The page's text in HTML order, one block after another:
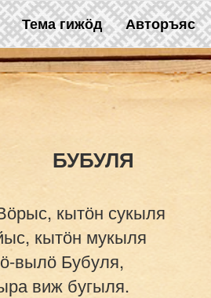
Тема гижӧд Авторъяс
кытӧн сукыля
кытӧн мукыля
вылӧ Бубуля,
виж бугыля.